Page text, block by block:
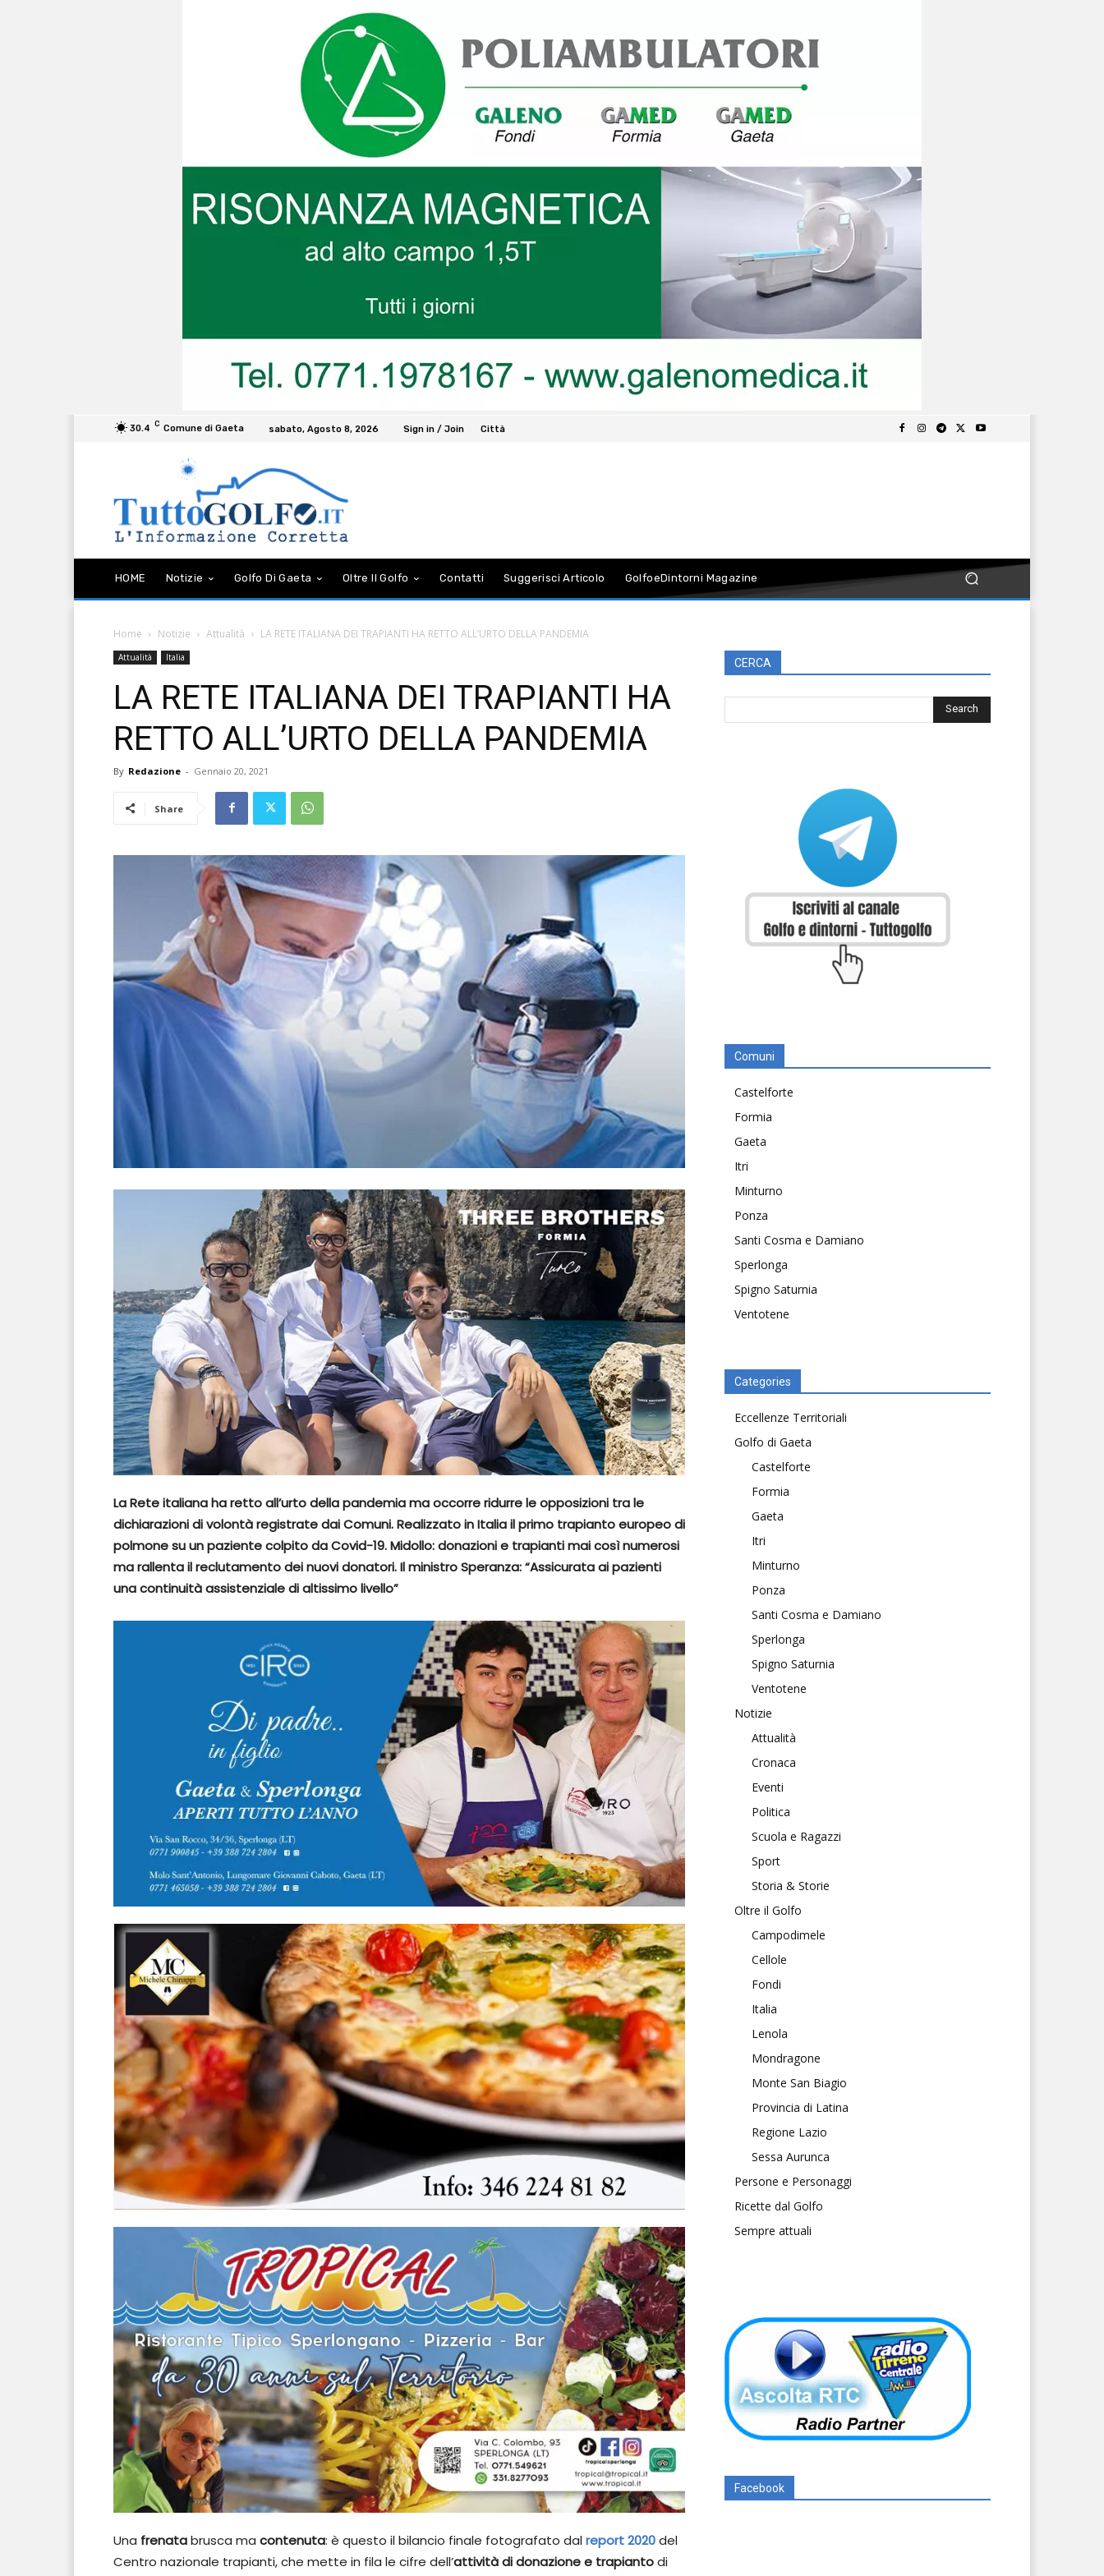
30.4 C Comune di Gaeta sabato, Agosto 8, 2026 Sign in / Join Città
HOME Notizie Golfo Di Gaeta Oltre Il Golfo Contatti Suggerisci Articolo GolfoeDintorni Magazine
Home Notizie Attualità LA RETE ITALIANA DEI TRAPIANTI HA RETTO ALL’URTO DELLA PANDEMIA
Attualità Italia
LA RETE ITALIANA DEI TRAPIANTI HA
RETTO ALL’URTO DELLA PANDEMIA
By Redazione - Gennaio 20, 2021
Share
La Rete italiana ha retto all’urto della pandemia ma occorre ridurre le opposizioni tra le
dichiarazioni di volontà registrate dai Comuni. Realizzato in Italia il primo trapianto europeo di
polmone su un paziente colpito da Covid-19. Midollo: donazioni e trapianti mai così numerosi
ma rallenta il reclutamento dei nuovi donatori. Il ministro Speranza: “Assicurata ai pazienti
una continuità assistenziale di altissimo livello”
Una frenatabrusca ma contenuta: è questo il bilancio finale fotografato dalreport2020del
Centro nazionale trapianti, che mette in fila le cifre dell’attività di donazione e trapiantodi
CERCA
Comuni
Castelforte
Formia
Gaeta
Itri
Minturno
Ponza
Santi Cosma e Damiano
Sperlonga
Spigno Saturnia
Ventotene
Categories
Eccellenze Territoriali
Golfo di Gaeta
Castelforte
Formia
Gaeta
Itri
Minturno
Ponza
Santi Cosma e Damiano
Sperlonga
Spigno Saturnia
Ventotene
Notizie
Attualità
Cronaca
Eventi
Politica
Scuola e Ragazzi
Sport
Storia & Storie
Oltre il Golfo
Campodimele
Cellole
Fondi
Italia
Lenola
Mondragone
Monte San Biagio
Provincia di Latina
Regione Lazio
Sessa Aurunca
Persone e Personaggi
Ricette dal Golfo
Sempre attuali
Facebook